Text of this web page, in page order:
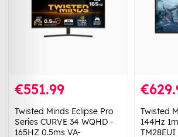
€551.99
Twisted Minds Eclipse Pro
Series CURVE 34 WQHD -
165HZ 0.5ms VA-
Twisted
144Hz